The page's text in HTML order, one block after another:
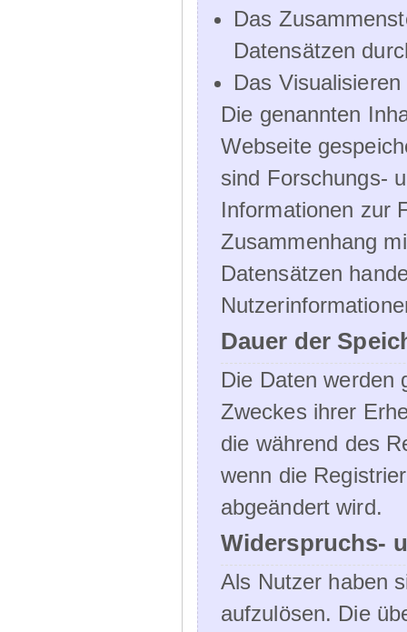
Das
Datensätzen
Das
Die genannten
Webseite
sind Forschungs-
Informationen zur
Zusammenhang
Datensätzen
Dauer der
Die Daten werden
Zweckes ihrer
die während des
wenn die
abgeändert wird.
Widerspruchs-
Als Nutzer haben
aufzulösen. Die